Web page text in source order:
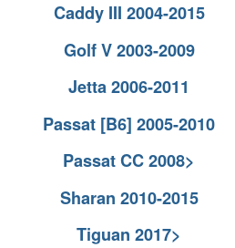
Caddy III 2004-2015
Golf V 2003-2009
Jetta 2006-2011
Passat [B6] 2005-2010
Passat CC 2008>
Sharan 2010-2015
Tiguan 2017>